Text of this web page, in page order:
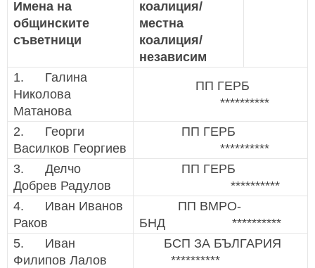
Имена на
общинските
съветници
коалиция/
местна
коалиция/
независим
1. Галина
Николова
Матанова
ПП ГЕРБ
**********
2. Георги
Василков Георгиев
ПП ГЕРБ
**********
3. Делчо
Добрев Радулов
ПП ГЕРБ
**********
4. Иван Иванов
Раков
ПП ВМРО-
БНД **********
5. Иван
Филипов Лалов
БСП ЗА БЪЛГАРИЯ
**********